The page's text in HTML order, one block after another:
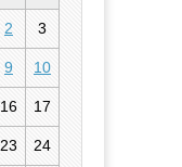
2 3
9 10
16 17
23 24